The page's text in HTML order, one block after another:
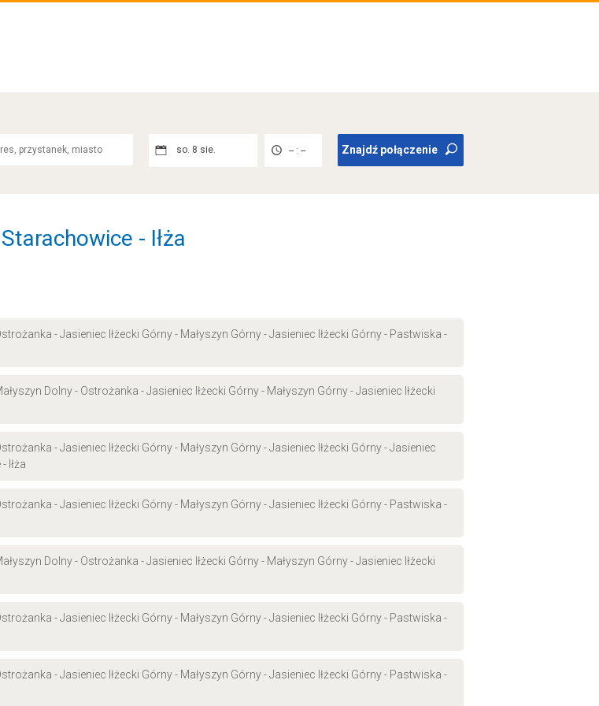
so. 8 sie. -- : -- Znajdź połączenie
- Iłża
- Jasieniec Iłżecki Górny - Małyszyn Górny - Jasieniec Iłżecki Górny - Pastwiska -
Dolny - Ostrożanka - Jasieniec Iłżecki Górny - Małyszyn Górny - Jasieniec Iłżecki
- Jasieniec Iłżecki Górny - Małyszyn Górny - Jasieniec Iłżecki Górny - Jasieniec
Iłża
- Jasieniec Iłżecki Górny - Małyszyn Górny - Jasieniec Iłżecki Górny - Pastwiska -
Dolny - Ostrożanka - Jasieniec Iłżecki Górny - Małyszyn Górny - Jasieniec Iłżecki
- Jasieniec Iłżecki Górny - Małyszyn Górny - Jasieniec Iłżecki Górny - Pastwiska -
- Jasieniec Iłżecki Górny - Małyszyn Górny - Jasieniec Iłżecki Górny - Pastwiska -